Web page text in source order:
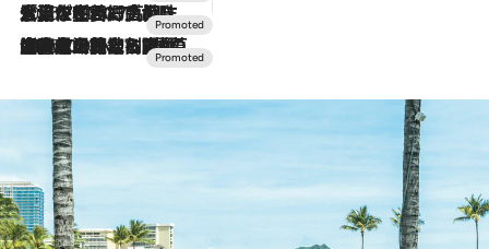
2026.7.17
「土佐和ハーブかき氷」がOMO7高知に登場！生姜、山椒、大葉など目にも舌にも涼を呼ぶ郷土の味
2026.7.10
NEW OPEN！【界 草津】名湯の地に誕生。趣の異なる2種の温泉と上州ならではの会席・蕎麦割烹など美食を味わう究極の癒やし旅